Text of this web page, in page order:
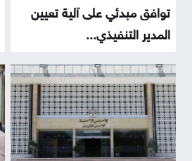
توافق مبدئي على آلية تعيين
المدير التنفيذي...